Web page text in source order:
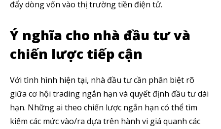
đẩy dòng vốn vào thị trường tiền điện tử.
Ý nghĩa cho nhà đầu tư và
chiến lược tiếp cận
Với tình hình hiện tại, nhà đầu tư cần phân biệt rõ
giữa cơ hội trading ngắn hạn và quyết định đầu tư dài
hạn. Những ai theo chiến lược ngắn hạn có thể tìm
kiếm các mức vào/ra dựa trên hành vi giá quanh các